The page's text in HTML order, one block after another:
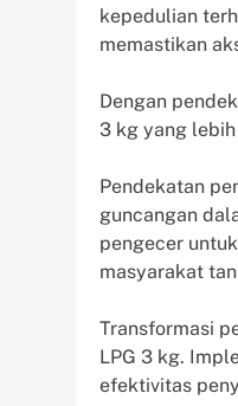
kepedulian
memastikan
Dengan
3 kg yang
Pendekatan
guncangan
pengecer
masyarakat
Transformasi
LPG 3 kg.
efektivitas